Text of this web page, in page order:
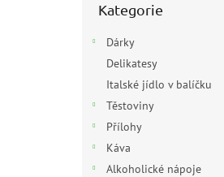
kategorie
Kategorie
Dárky
Delikatesy
Italské jídlo v balíčku
Těstoviny
Přílohy
Káva
Alkoholické nápoje